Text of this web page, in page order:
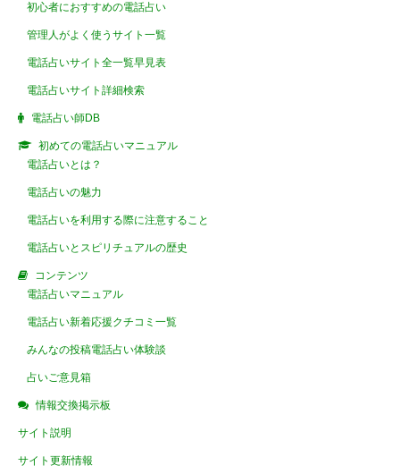
初心者におすすめの電話占い
管理人がよく使うサイト一覧
電話占いサイト全一覧早見表
電話占いサイト詳細検索
電話占い師DB
初めての電話占いマニュアル
電話占いとは？
電話占いの魅力
電話占いを利用する際に注意すること
電話占いとスピリチュアルの歴史
コンテンツ
電話占いマニュアル
電話占い新着応援クチコミ一覧
みんなの投稿電話占い体験談
占いご意見箱
情報交換掲示板
サイト説明
サイト更新情報